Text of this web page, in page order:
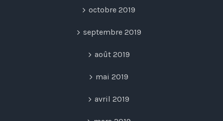
octobre 2019
septembre 2019
août 2019
mai 2019
avril 2019